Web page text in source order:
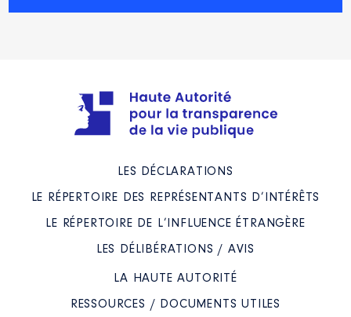
LES DÉCLARATIONS
LE RÉPERTOIRE DES REPRÉSENTANTS D’INTÉRÊTS
LE RÉPERTOIRE DE L’INFLUENCE ÉTRANGÈRE
LES DÉLIBÉRATIONS / AVIS
LA HAUTE AUTORITÉ
RESSOURCES / DOCUMENTS UTILES